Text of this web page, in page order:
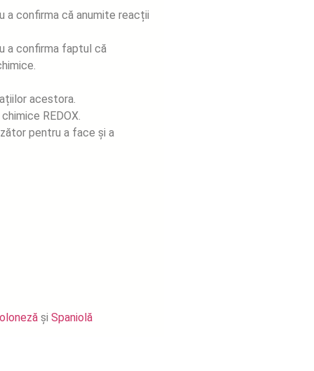
confirma că anumite reacții
a confirma faptul că
acestora.
REDOX.
pentru a face și a
șiSpaniolă